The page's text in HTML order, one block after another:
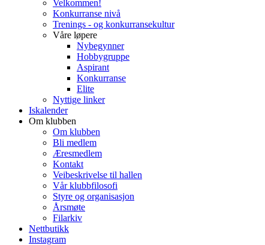
Velkommen!
Konkurranse nivå
Trenings - og konkurransekultur
Våre løpere
Nybegynner
Hobbygruppe
Aspirant
Konkurranse
Elite
Nyttige linker
Iskalender
Om klubben
Om klubben
Bli medlem
Æresmedlem
Kontakt
Veibeskrivelse til hallen
Vår klubbfilosofi
Styre og organisasjon
Årsmøte
Filarkiv
Nettbutikk
Instagram